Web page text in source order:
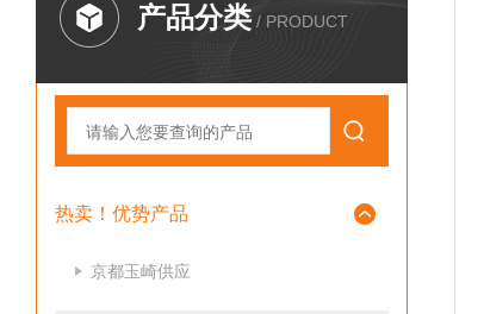
产品分类 / PRODUCT
热卖！优势产品
京都玉崎供应